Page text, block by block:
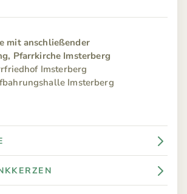
mit anschließender
Pfarrkirche Imsterberg
Imsterberg
Imsterberg